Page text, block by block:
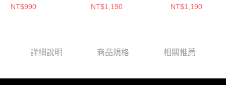
(D-G)
NT$990
NT$1,190
NT$1,190
詳細說明 商品規格 相關推薦